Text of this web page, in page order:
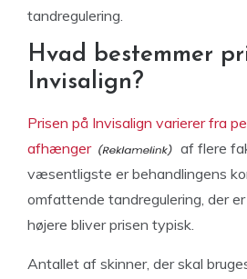
tandregulering.
Hvad bestemmer
Invisalign?
Prisen på Invisalign varierer fra
afhænger
af flere
væsentligste er behandlingens
omfattende tandregulering, der
højere bliver prisen typisk.
Antallet af skinner, der skal